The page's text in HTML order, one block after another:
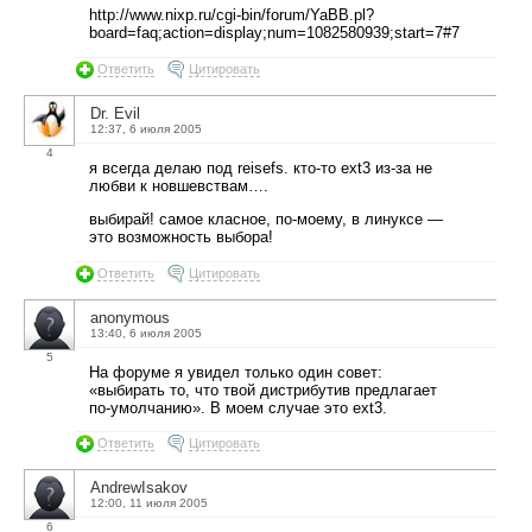
http://www.nixp.ru/cgi-bin/forum/YaBB.pl?
board=faq;action=display;num=1082580939;start=7#7
Ответить Цитировать
4
Dr. Evil
12:37, 6 июля 2005
я всегда делаю под reisefs. кто-то ext3 из-за не
любви к новшевствам….
выбирай! самое класное, по-моему, в линуксе —
это возможность выбора!
Ответить Цитировать
5
anonymous
13:40, 6 июля 2005
На форуме я увидел только один совет:
«выбирать то, что твой дистрибутив предлагает
по-умолчанию». В моем случае это ext3.
Ответить Цитировать
6
AndrewIsakov
12:00, 11 июля 2005